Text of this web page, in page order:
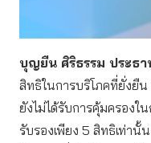
บุญยืน ศิริธรรม ประธ
สิทธิในการบริโภคที่ยั่งยื
ยังไม่ได้รับการคุ้มครอง
รับรองเพียง 5 สิทธิเท่านั้